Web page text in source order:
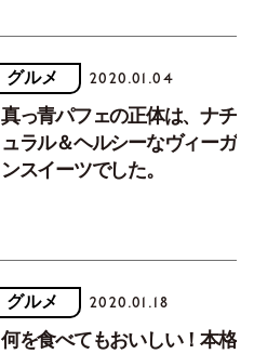
グルメ 2020.01.04
真っ青パフェの正体は、ナチ
ュラル＆ヘルシーなヴィーガ
ンスイーツでした。
グルメ 2020.01.18
何を食べてもおいしい！本格